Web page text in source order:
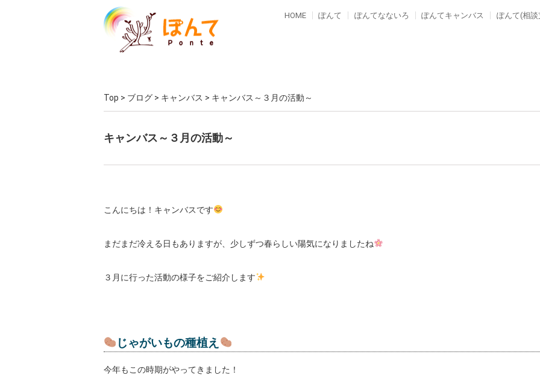
HOME ぽんて ぽんてなないろ ぽんてキャンバス ぽんて(相談
Top > ブログ > キャンバス > キャンバス～３月の活動～
キャンバス～３月の活動～
こんにちは！キャンバスです
まだまだ冷える日もありますが、少しずつ春らしい陽気になりましたね
３月に行った活動の様子をご紹介します
じゃがいもの種植え
今年もこの時期がやってきました！